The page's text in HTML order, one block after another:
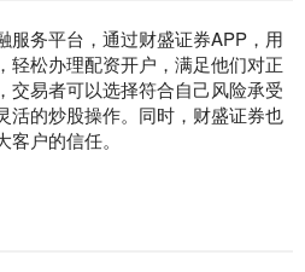
服务平台，通过财盛证券APP，用
轻松办理配资开户，满足他们对正
交易者可以选择符合自己风险承受
活的炒股操作。同时，财盛证券也
户的信任。